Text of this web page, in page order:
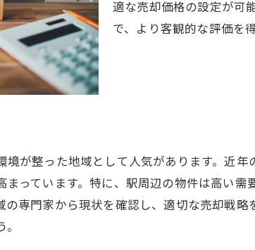
高槻市での不動産売却成功の鍵は無料査
成功率を上げる無料査定の活用
市場価値の正確な把握法
高槻市での売却事例から学ぶ
売却のタイミングを見極める
透明性を確保する高槻市の不動産売却無
透明性が重要な理由
適な売却価格の設定が可
で、より客観的な評価を
が整った地域として人気があります。近
まっています。特に、駅周辺の物件は高い
専門家から現状を確認し、適切な売却戦